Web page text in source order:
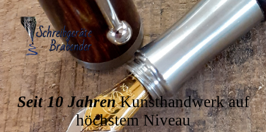
Seit 10 JahrenKunsthandwerk auf
höchstem Niveau